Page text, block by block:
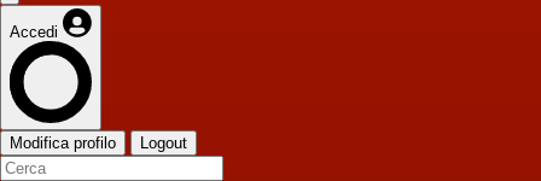
Accedi
Modifica profilo Logout